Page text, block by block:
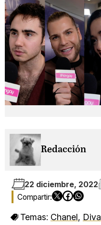
Redacción
22 diciembre, 2022
Temas: Chanel, Diva